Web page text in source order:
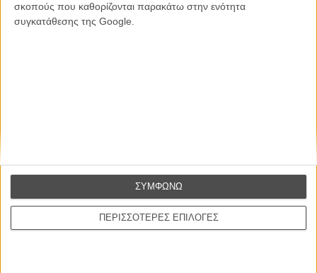
σκοπούς που καθορίζονται παρακάτω στην ενότητα
συγκατάθεσης της Google.
ΠΕΡΙΣΣΟΤΕΡΕΣ ΕΠΙΛΟΓΕΣ
ΣΥΜΦΩΝΩ
Θέλω να λαμβάνω τα newsletter σας.